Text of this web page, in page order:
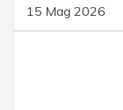
15 Mag 2026